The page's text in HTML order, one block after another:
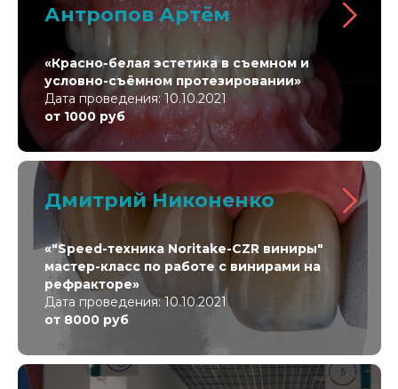
Антропов Артём
«Красно-белая эстетика в съемном и
условно-съёмном протезировании»
Дата проведения: 10.10.2021
от 1000 руб
Дмитрий Никоненко
«"Speed-техника Noritake-CZR виниры"
мастер-класс по работе с винирами на
рефракторе»
Дата проведения: 10.10.2021
от 8000 руб